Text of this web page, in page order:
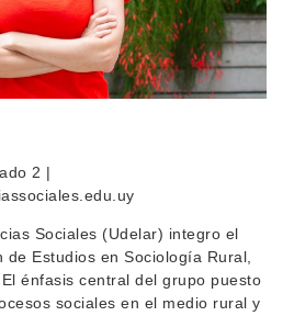
2 |
Sociales (Udelar) integro el
de Estudios en Sociología Rural,
énfasis central del grupo puesto
sociales en el medio rural y